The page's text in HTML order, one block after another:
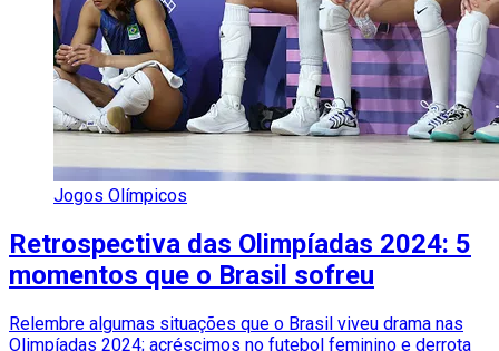
Jogos Olímpicos
Retrospectiva das Olimpíadas 2024: 5
momentos que o Brasil sofreu
Relembre algumas situações que o Brasil viveu drama nas
Olimpíadas 2024; acréscimos no futebol feminino e derrota